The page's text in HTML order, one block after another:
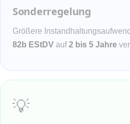
Sonderregelung
Größere
82b EStDV auf2 bis 5 Jahre
💡